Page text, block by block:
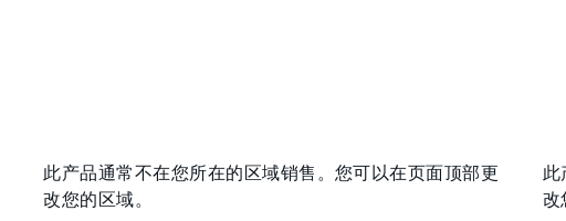
此产品通常不在您所在的区域销售。您可以在页面顶部更
改您的区域。
此
改